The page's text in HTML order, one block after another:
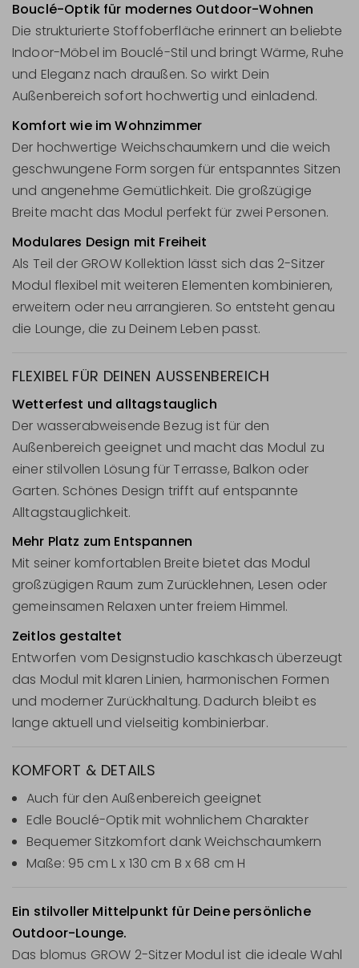
Bouclé-Optik für modernes Outdoor-Wohnen
Die strukturierte Stoffoberfläche erinnert an beliebte
Indoor-Möbel im Bouclé-Stil und bringt Wärme, Ruhe
und Eleganz nach draußen. So wirkt Dein
Außenbereich sofort hochwertig und einladend.
Komfort wie im Wohnzimmer
Der hochwertige Weichschaumkern und die weich
geschwungene Form sorgen für entspanntes Sitzen
und angenehme Gemütlichkeit. Die großzügige
Breite macht das Modul perfekt für zwei Personen.
Modulares Design mit Freiheit
Als Teil der GROW Kollektion lässt sich das 2-Sitzer
Modul flexibel mit weiteren Elementen kombinieren,
erweitern oder neu arrangieren. So entsteht genau
die Lounge, die zu Deinem Leben passt.
FLEXIBEL FÜR DEINEN AUSSENBEREICH
Wetterfest und alltagstauglich
Der wasserabweisende Bezug ist für den
Außenbereich geeignet und macht das Modul zu
einer stilvollen Lösung für Terrasse, Balkon oder
Garten. Schönes Design trifft auf entspannte
Alltagstauglichkeit.
Mehr Platz zum Entspannen
Mit seiner komfortablen Breite bietet das Modul
großzügigen Raum zum Zurücklehnen, Lesen oder
gemeinsamen Relaxen unter freiem Himmel.
Zeitlos gestaltet
Entworfen vom Designstudio kaschkasch überzeugt
das Modul mit klaren Linien, harmonischen Formen
und moderner Zurückhaltung. Dadurch bleibt es
lange aktuell und vielseitig kombinierbar.
KOMFORT & DETAILS
Auch für den Außenbereich geeignet
Edle Bouclé-Optik mit wohnlichem Charakter
Bequemer Sitzkomfort dank Weichschaumkern
Maße: 95 cm L x 130 cm B x 68 cm H
Ein stilvoller Mittelpunkt für Deine persönliche
Outdoor-Lounge.
Das blomus GROW 2-Sitzer Modul ist die ideale Wahl